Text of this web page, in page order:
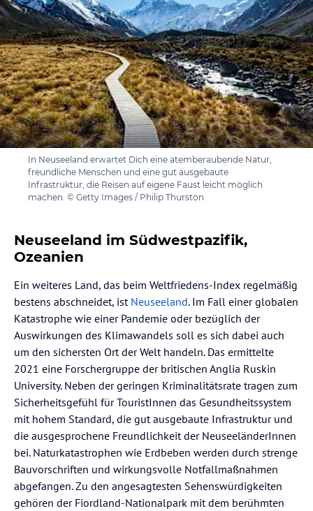
In Neuseeland erwartet Dich eine atemberaubende Natur,
freundliche Menschen und eine gut ausgebaute
Infrastruktur, die Reisen auf eigene Faust leicht möglich
machen. © Getty Images / Philip Thurston
Neuseeland im Südwestpazifik,
Ozeanien
Ein weiteres Land, das beim Weltfriedens-Index regelmäßig
bestens abschneidet, ist Neuseeland. Im Fall einer globalen
Katastrophe wie einer Pandemie oder bezüglich der
Auswirkungen des Klimawandels soll es sich dabei auch
um den sichersten Ort der Welt handeln. Das ermittelte
2021 eine Forschergruppe der britischen Anglia Ruskin
University. Neben der geringen Kriminalitätsrate tragen zum
Sicherheitsgefühl für TouristInnen das Gesundheitssystem
mit hohem Standard, die gut ausgebaute Infrastruktur und
die ausgesprochene Freundlichkeit der NeuseeländerInnen
bei. Naturkatastrophen wie Erdbeben werden durch strenge
Bauvorschriften und wirkungsvolle Notfallmaßnahmen
abgefangen. Zu den angesagtesten Sehenswürdigkeiten
gehören der Fiordland-Nationalpark mit dem berühmten